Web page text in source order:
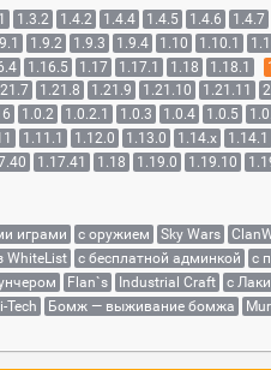
1.3.2 1.4.2 1.4.4 1.4.5 1.4.6 1.4.7
1.9.2 1.9.3 1.9.4 1.10 1.10.1
1.16.5 1.17 1.17.1 1.18 1.18.1
1.21.8 1.21.9 1.21.10 1.21.11
1.0.2 1.0.2.1 1.0.3 1.0.4 1.0.5
1.11.1 1.12.0 1.13.0 1.14.x 1.14.1
1.17.41 1.18 1.19.0 1.19.10
играми с оружием Sky Wars
WhiteList с бесплатной админкой с
Flan`s Industrial Craft с
Tech Бомж — выживание бомжа